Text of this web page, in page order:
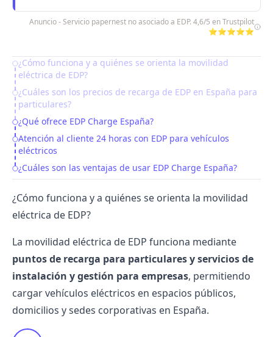
Anuncio - Servicio papernest no asociado a EDP. 4,6/5 en Trustpilot
⭐⭐⭐⭐⭐
Table of Contents
¿Cómo funciona y a quiénes se orienta la movilidad
eléctrica de EDP?
¿Cuáles son los precios de recarga de EDP en España para
particulares?
¿Qué ofrece EDP Charge España?
Atención al cliente 24 horas con EDP para vehículos
eléctricos
¿Cuáles son las ventajas de usar EDP Charge España?
¿Cómo funciona y a quiénes se orienta la movilidad
eléctrica de EDP?
La movilidad eléctrica de EDP funciona mediante
puntos de recarga para particulares y servicios de
instalación y gestión para empresas, permitiendo
cargar vehículos eléctricos en espacios públicos,
domicilios y sedes corporativas en España.